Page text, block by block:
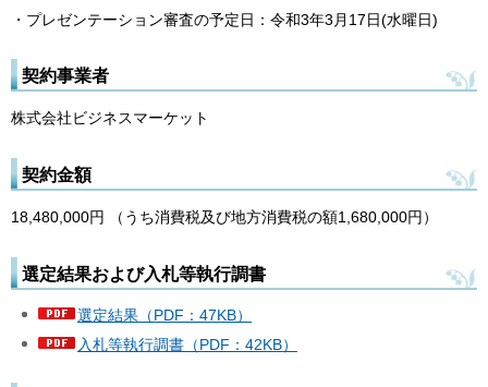
・プレゼンテーション審査の予定日：令和3年3月17日(水曜日)
契約事業者
株式会社ビジネスマーケット
契約金額
18,480,000円 （うち消費税及び地方消費税の額1,680,000円）
選定結果および入札等執行調書
選定結果（PDF：47KB）
入札等執行調書（PDF：42KB）